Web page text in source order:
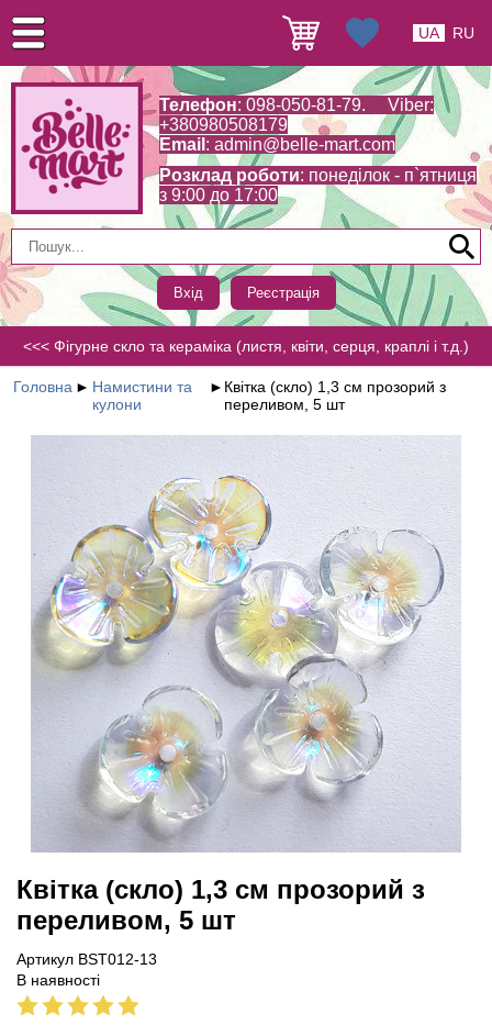
Телефон: 098-050-81-79. Viber:
+380980508179
Email : admin@belle-mart.com
Розклад роботи: понеділок - п`ятниця
з 9:00 до 17:00
Вхід Реєстрація
UA RU
<<< Фігурне скло та кераміка (листя, квіти, серця, краплі і т.д.)
Головна ► Намистини та
кулони
► Квітка (скло) 1,3 см прозорий з
переливом, 5 шт
Квітка (скло) 1,3 см прозорий з
переливом, 5 шт
Артикул BST012-13
В наявності